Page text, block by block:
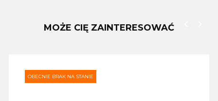
MOŻE CIĘ ZAINTERESOWAĆ
OBECNIE BRAK NA STANIE